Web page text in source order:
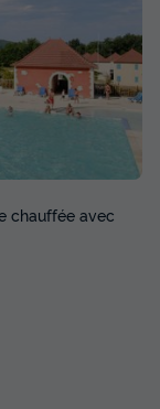
chauffée avec